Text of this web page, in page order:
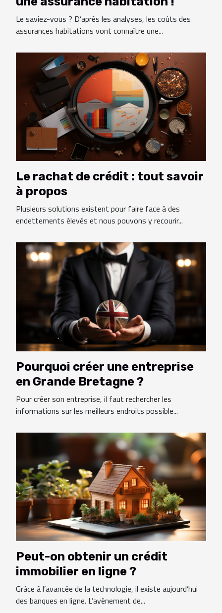
Le saviez-vous ? D’après les analyses, les coûts des
assurances habitations vont connaître une...
Le rachat de crédit : tout savoir
à propos
Plusieurs solutions existent pour faire face à des
endettements élevés et nous pouvons y recourir...
Pourquoi créer une entreprise
en Grande Bretagne ?
Pour créer son entreprise, il faut rechercher les
informations sur les meilleurs endroits possible...
Peut-on obtenir un crédit
immobilier en ligne ?
Grâce à l’avancée de la technologie, il existe aujourd’hui
des banques en ligne. L’avènement de...